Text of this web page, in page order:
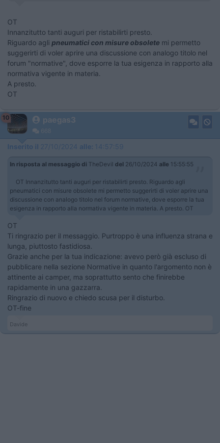
OT
Innanzitutto tanti auguri per ristabilirti presto.
Riguardo agli pneumatici con misure obsolete mi permetto
suggerirti di voler aprire una discussione con analogo titolo nel
forum "normative", dove esporre la tua esigenza in rapporto alla
normativa vigente in materia.
A presto.
OT
10 paegas3
668
Inserito il 27/10/2024 alle: 14:57:59
In risposta al messaggio di TheDevil del 26/10/2024 alle 15:55:55
OT Innanzitutto tanti auguri per ristabilirti presto. Riguardo agli
pneumatici con misure obsolete mi permetto suggerirti di voler aprire una
discussione con analogo titolo nel forum normative, dove esporre la tua
esigenza in rapporto alla normativa vigente in materia. A presto. OT
OT
Ti ringrazio per il messaggio. Purtroppo è una influenza strana e
lunga, piuttosto fastidiosa.
Grazie anche per la tua indicazione: avevo però già escluso di
pubblicare nella sezione Normative in quanto l'argomento non è
attinente ai camper, ma soprattutto sento che finirebbe
rapidamente in una gazzarra.
Ringrazio di nuovo e chiedo scusa per il disturbo.
OT-fine
Davide